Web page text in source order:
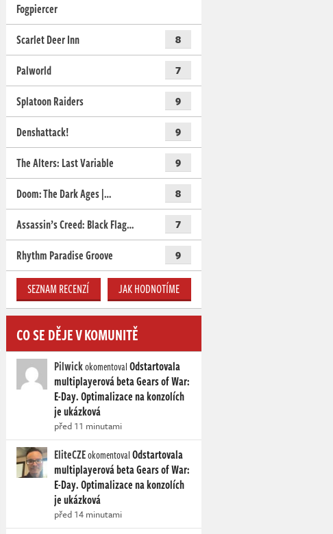
Fogpiercer
Scarlet Deer Inn
8
Palworld 7
Splatoon Raiders 9
Denshattack! 9
The Alters: Last Variable 9
Doom: The Dark Ages |… 8
Assassin’s Creed: Black Flag… 7
Rhythm Paradise Groove 9
SEZNAM RECENZÍ JAK HODNOTÍME
CO SE DĚJE V KOMUNITĚ
PilwickokomentovalOdstartovala
multiplayerová beta Gears of War:
E-Day. Optimalizace na konzolích
je ukázková
před 11 minutami
EliteCZEokomentovalOdstartovala
multiplayerová beta Gears of War:
E-Day. Optimalizace na konzolích
je ukázková
před 14 minutami